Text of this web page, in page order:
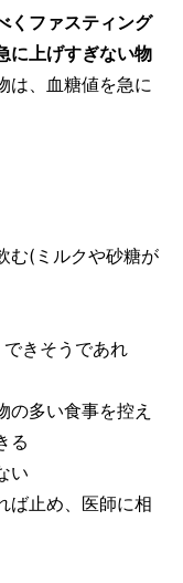
くファスティング
に上げすぎない物
は、血糖値を急に
む(ミルクや砂糖が
きそうであれ
の多い食事を控え
る
い
ば止め、医師に相